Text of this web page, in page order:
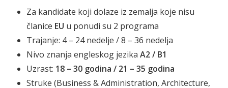
Za kandidate koji dolaze iz zemalja koje nisu
članice EU u ponudi su 2 programa
Trajanje: 4 – 24 nedelje / 8 – 36 nedelja
Nivo znanja engleskog jezikaA2 / B1
Uzrast: 18 – 30 godina / 21 – 35 godina
Struke (Business & Administration, Architecture,